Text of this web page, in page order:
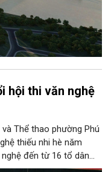
hội thi văn nghệ
Thể thao phường Phú
thiếu nhi hè năm
đến từ 16 tổ dân